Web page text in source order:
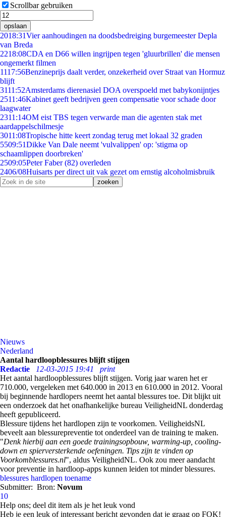
Scrollbar gebruiken
opslaan
2018:31Vier aanhoudingen na doodsbedreiging burgemeester Depla
van Breda
2218:08CDA en D66 willen ingrijpen tegen 'gluurbrillen' die mensen
ongemerkt filmen
1117:56Benzineprijs daalt verder, onzekerheid over Straat van Hormuz
blijft
3111:52Amsterdams dierenasiel DOA overspoeld met babykonijntjes
2511:46Kabinet geeft bedrijven geen compensatie voor schade door
laagwater
2311:14OM eist TBS tegen verwarde man die agenten stak met
aardappelschilmesje
3011:08Tropische hitte keert zondag terug met lokaal 32 graden
5509:51Dikke Van Dale neemt 'vulvalippen' op: 'stigma op
schaamlippen doorbreken'
2509:05Peter Faber (82) overleden
2406/08Huisarts per direct uit vak gezet om ernstig alcoholmisbruik
Nieuws
Nederland
Aantal hardloopblessures blijft stijgen
Redactie
12-03-2015 19:41
print
Het aantal hardloopblessures blijft stijgen. Vorig jaar waren het er
710.000, vergeleken met 640.000 in 2013 en 610.000 in 2012. Vooral
bij beginnende hardlopers neemt het aantal blessures toe. Dit blijkt uit
een onderzoek dat het onafhankelijke bureau VeiligheidNL donderdag
heeft gepubliceerd.
Blessure tijdens het hardlopen zijn te voorkomen. VeiligheidsNL
beveelt aan blessurepreventie tot onderdeel van de training te maken.
"Denk hierbij aan een goede trainingsopbouw, warming-up, cooling-
down en spierversterkende oefeningen. Tips zijn te vinden op
Voorkomblessures.nl", aldus VeiligheidNL. Ook zou meer aandacht
voor preventie in hardloop-apps kunnen leiden tot minder blessures.
blessures hardlopen toename
Submitter: Bron: Novum
10
Help ons; deel dit item als je het leuk vond
Heb je een leuk of interessant bericht gevonden dat je graag op FOK!